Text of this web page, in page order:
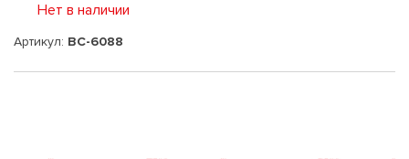
Нет в наличии
Артикул: BC-6088